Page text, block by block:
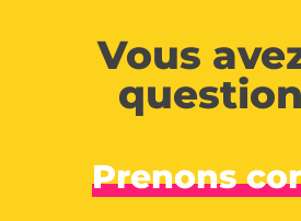
Vous
Prenons